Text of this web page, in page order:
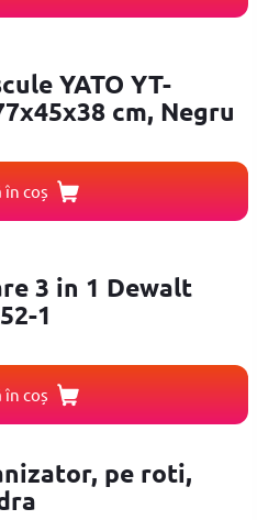
YATO YT-
cm, Negru
în coș
3 in 1 Dewalt
1
în coș
pe roti,